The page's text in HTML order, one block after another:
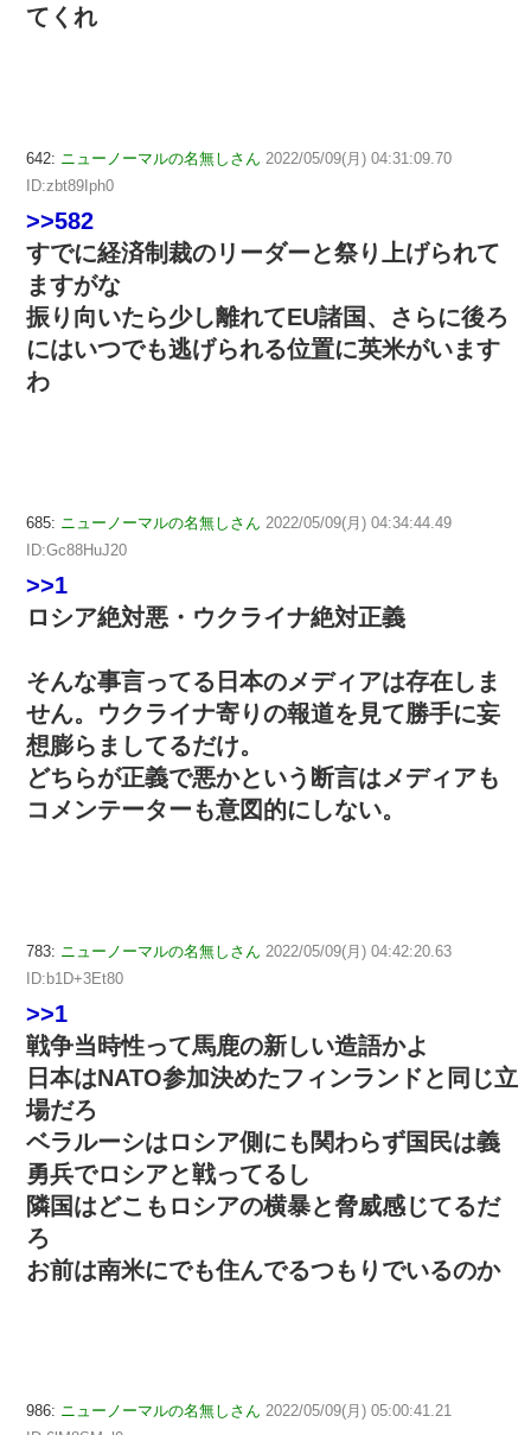
てくれ
642: ニューノーマルの名無しさん 2022/05/09(月) 04:31:09.70
ID:zbt89Iph0
>>582
すでに経済制裁のリーダーと祭り上げられて
ますがな
振り向いたら少し離れてEU諸国、さらに後ろ
にはいつでも逃げられる位置に英米がいます
わ
685: ニューノーマルの名無しさん 2022/05/09(月) 04:34:44.49
ID:Gc88HuJ20
>>1
ロシア絶対悪・ウクライナ絶対正義
そんな事言ってる日本のメディアは存在しま
せん。ウクライナ寄りの報道を見て勝手に妄
想膨らましてるだけ。
どちらが正義で悪かという断言はメディアも
コメンテーターも意図的にしない。
783: ニューノーマルの名無しさん 2022/05/09(月) 04:42:20.63
ID:b1D+3Et80
>>1
戦争当時性って馬鹿の新しい造語かよ
日本はNATO参加決めたフィンランドと同じ立
場だろ
ベラルーシはロシア側にも関わらず国民は義
勇兵でロシアと戦ってるし
隣国はどこもロシアの横暴と脅威感じてるだ
ろ
お前は南米にでも住んでるつもりでいるのか
986: ニューノーマルの名無しさん 2022/05/09(月) 05:00:41.21